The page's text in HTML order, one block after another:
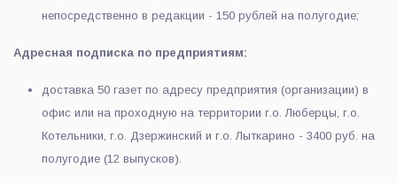
непосредственно в редакции - 150 рублей на полугодие;
Адресная подписка по предприятиям:
доставка 50 газет по адресу предприятия (организации) в
офис или на проходную на территории г.о. Люберцы, г.о.
Котельники, г.о. Дзержинский и г.о. Лыткарино - 3400 руб. на
полугодие (12 выпусков).